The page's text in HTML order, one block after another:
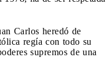
Carlos heredó de
regía con todo su
supremos de una